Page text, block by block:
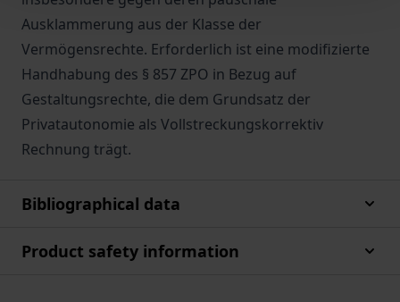
Ausklammerung aus der Klasse der
Vermögensrechte. Erforderlich ist eine modifizierte
Handhabung des § 857 ZPO in Bezug auf
Gestaltungsrechte, die dem Grundsatz der
Privatautonomie als Vollstreckungskorrektiv
Rechnung trägt.
Bibliographical data
Product safety information